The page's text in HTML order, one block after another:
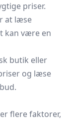
priser.
at læse
kan være en
butik eller
og læse
flere faktorer,